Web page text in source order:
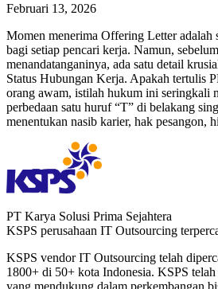
Februari 13, 2026
Momen menerima Offering Letter adalah
bagi setiap pencari kerja. Namun,
menandatanganinya, ada satu detail
Status Hubungan Kerja. Apakah tertulis
orang awam, istilah hukum ini seringkali
perbedaan satu huruf “T” di belakang
menentukan nasib karier, hak pesangon,
PT Karya Solusi Prima Sejahtera
KSPS perusahaan IT Outsourcing
KSPS vendor IT Outsourcing telah
1800+ di 50+ kota Indonesia. KSPS
yang mendukung dalam perkembangan